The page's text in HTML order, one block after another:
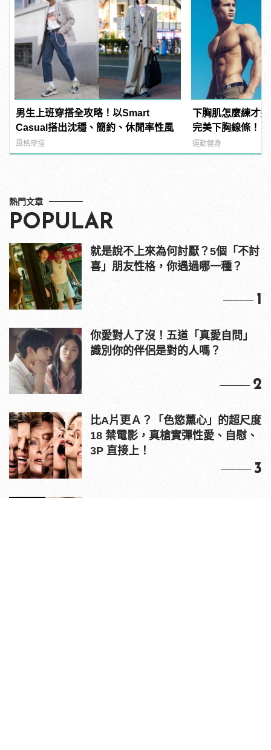
男生上班穿搭全攻略！以Smart
Casual搭出沈穩、簡約、休閒率性風
風格穿搭
下胸肌怎麼練才
完美下胸線條！ |
型男
運動健身
熱門文章
POPULAR
就是說不上來為何討厭？5個「不討
喜」朋友性格，你遇過哪一種？
1
你愛對人了沒！五道「真愛自問」
識別你的伴侶是對的人嗎？
2
比A片更Ａ？「色慾薰心」的超尺度
18 禁電影，真槍實彈性愛、自慰、
3P 直接上！
3